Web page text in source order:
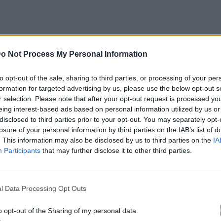
Not Process My Personal Information
opt-out of the sale, sharing to third parties, or processing of your
for targeted advertising by us, please use the below opt-out
selection. Please note that after your opt-out request is processed
interest-based ads based on personal information utilized by us
to third parties prior to your opt-out. You may separately
of your personal information by third parties on the IAB’s list of
This information may also be disclosed by us to third parties on the
Participants that may further disclose it to other third parties.
Data Processing Opt Outs
opt-out of the Sharing of my personal data.
υποχωρούν και η θερμοκρασία
σύστημα προειδοποίησηςHEAT-ALARM, πολύ
θερμής επιβάρυνσης αναμένεται σήμερα κυρίως
Σάββατο σε βόρεια και κεντρικά τμήματα της
επικινδυνότητας σε περιφερειακές ενότητες
Ροδόπη, Ξάνθη, Καβάλα, Θάσος) και της Κ.
Πέλλα, Ημαθία, Πιερία), όπως φαίνεται